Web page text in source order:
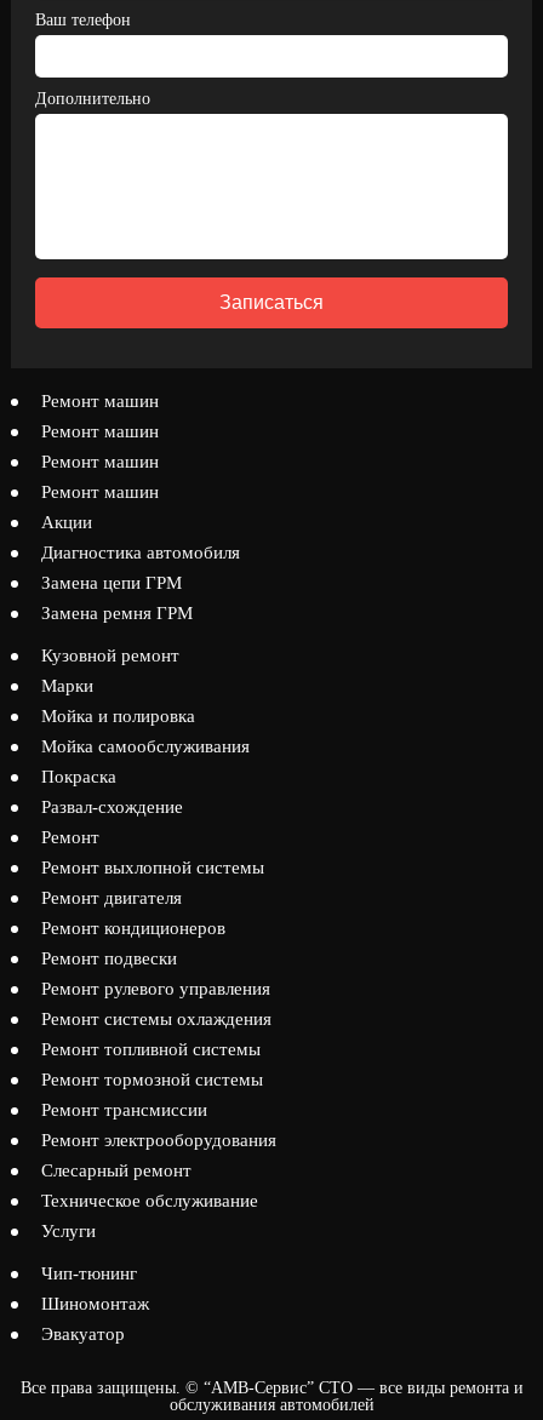
Ваш телефон
Дополнительно
Записаться
Ремонт машин
Ремонт машин
Ремонт машин
Ремонт машин
Акции
Диагностика автомобиля
Замена цепи ГРМ
Замена ремня ГРМ
Кузовной ремонт
Марки
Мойка и полировка
Мойка самообслуживания
Покраска
Развал-схождение
Ремонт
Ремонт выхлопной системы
Ремонт двигателя
Ремонт кондиционеров
Ремонт подвески
Ремонт рулевого управления
Ремонт системы охлаждения
Ремонт топливной системы
Ремонт тормозной системы
Ремонт трансмиссии
Ремонт электрооборудования
Слесарный ремонт
Техническое обслуживание
Услуги
Чип-тюнинг
Шиномонтаж
Эвакуатор
Все права защищены. © “АМВ-Сервис” СТО — все виды ремонта и
обслуживания автомобилей